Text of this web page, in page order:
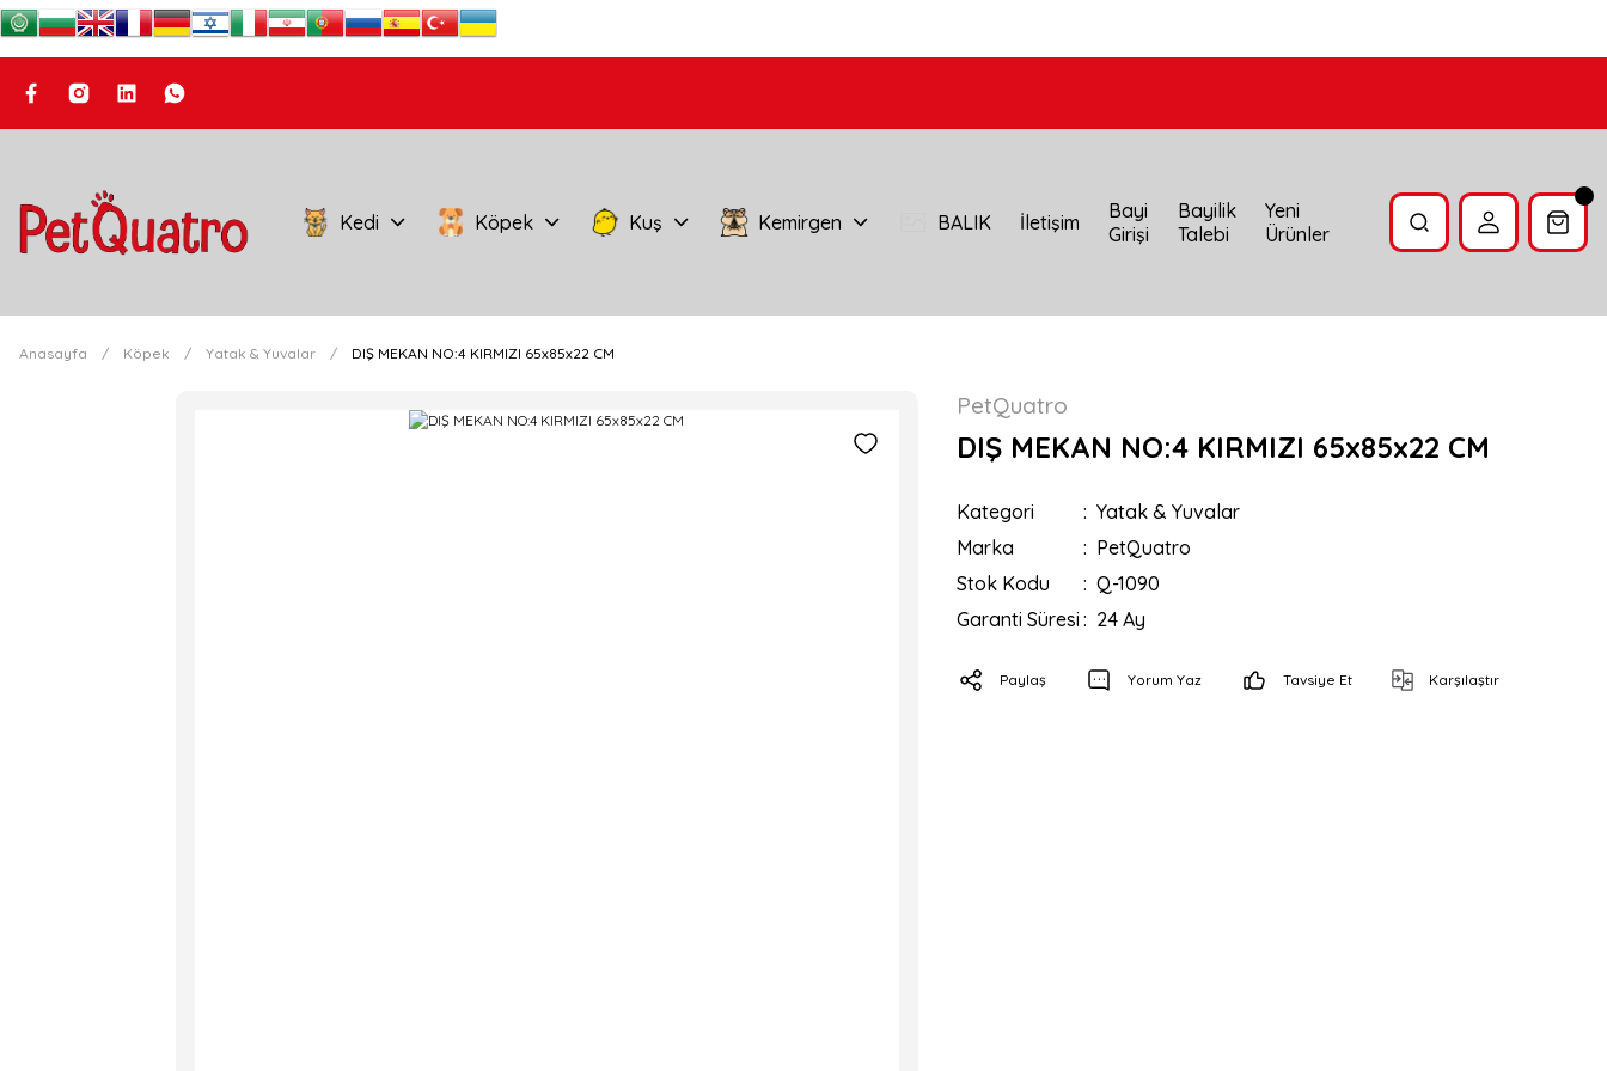
Kedi Köpek Kuş Kemirgen BALIK İletişim
Bayi
Girişi
Bayilik
Talebi
Yeni
Ürünler
Anasayfa Köpek Yatak & Yuvalar DIŞ MEKAN NO:4 KIRMIZI 65x85x22 CM
PetQuatro
DIŞ MEKAN NO:4 KIRMIZI 65x85x22 CM
Kategori
Yatak & Yuvalar
Marka
PetQuatro
Stok Kodu
Q-1090
Garanti Süresi
24 Ay
Paylaş Yorum Yaz Tavsiye Et Karşılaştır